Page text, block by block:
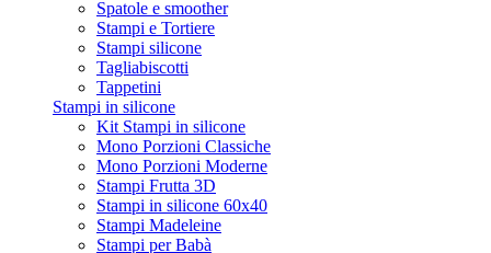
Spatole e smoother
Stampi e Tortiere
Stampi silicone
Tagliabiscotti
Tappetini
Stampi in silicone
Kit Stampi in silicone
Mono Porzioni Classiche
Mono Porzioni Moderne
Stampi Frutta 3D
Stampi in silicone 60x40
Stampi Madeleine
Stampi per Babà